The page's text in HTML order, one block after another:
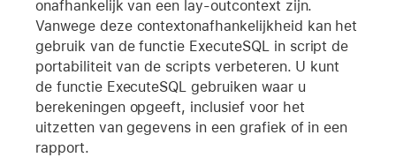
onafhankelijk van een lay-outcontext zijn.
Vanwege deze contextonafhankelijkheid kan het
gebruik van de functie ExecuteSQL in script de
portabiliteit van de scripts verbeteren. U kunt
de functie ExecuteSQL gebruiken waar u
berekeningen opgeeft, inclusief voor het
uitzetten van gegevens in een grafiek of in een
rapport.